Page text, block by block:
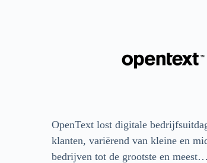
OpenText lost digitale
klanten, variërend van kleine en
bedrijven tot de grootste en meest…